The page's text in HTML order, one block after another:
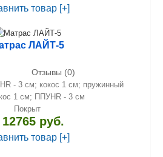
товар [+]
ЛАЙТ-5
Отзывы (0)
- 3 см; кокос 1 см; пружинный
1 см; ППУHR - 3 см
Покрыт
12765 руб.
товар [+]